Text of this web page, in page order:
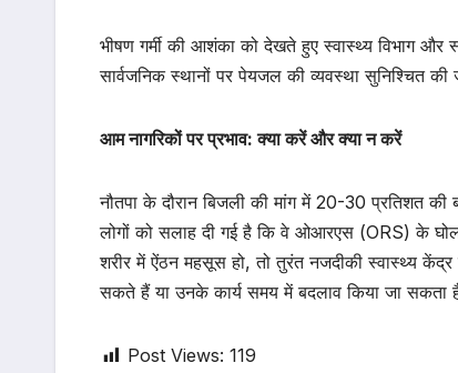
भीषण गर्मी की आशंका को देखते हुए स्वास्थ्य विभाग और
सार्वजनिक स्थानों पर पेयजल की व्यवस्था सुनिश्चित की
आम नागरिकों पर प्रभाव: क्या करें और क्या न करें
नौतपा के दौरान बिजली की मांग में 20-30 प्रतिशत
लोगों को सलाह दी गई है कि वे ओआरएस (ORS) के
शरीर में ऐंठन महसूस हो, तो तुरंत नजदीकी स्वास्थ्य केंद्र
सकते हैं या उनके कार्य समय में बदलाव किया जा सकता
Post Views: 119